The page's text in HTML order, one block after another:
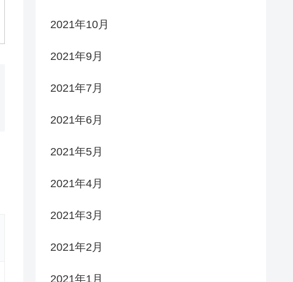
2021年10月
2021年9月
2021年7月
2021年6月
2021年5月
2021年4月
2021年3月
2021年2月
2021年1月